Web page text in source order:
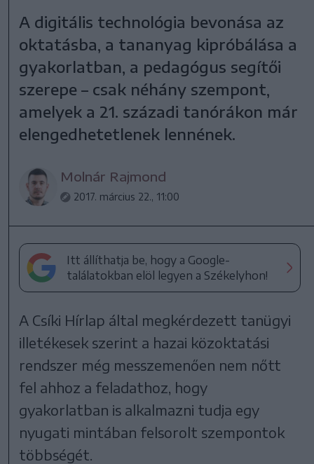
A digitális technológia bevonása az
oktatásba, a tananyag kipróbálása a
gyakorlatban, a pedagógus segítői
szerepe – csak néhány szempont,
amelyek a 21. századi tanórákon már
elengedhetetlenek lennének.
Molnár Rajmond
2017. március 22., 11:00
Itt állíthatja be, hogy a Google-
találatokban elöl legyen a Székelyhon!
A Csíki Hírlap által megkérdezett tanügyi
illetékesek szerint a hazai közoktatási
rendszer még messzemenően nem nőtt
fel ahhoz a feladathoz, hogy
gyakorlatban is alkalmazni tudja egy
nyugati mintában felsorolt szempontok
többségét.